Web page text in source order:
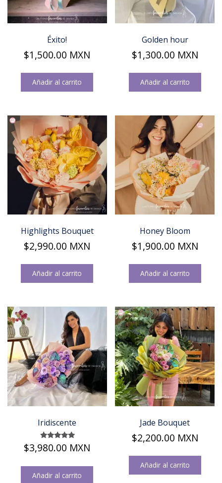
Éxito!
$1,500.00 MXN
Añadir al carrito
Golden hour
$1,300.00 MXN
Añadir al carrito
Highlights Bouquet
$2,990.00 MXN
Añadir al carrito
Honey Bloom
$1,900.00 MXN
Añadir al carrito
Iridiscente
Valorado en
5.00
$3,980.00 MXN
Añadir al carrito
Jade Bouquet
$2,200.00 MXN
Añadir al carrito